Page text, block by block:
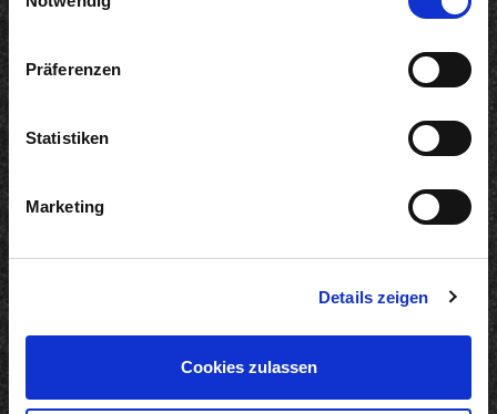
Präferenzen
Statistiken
Marketing
Details zeigen
Cookies zulassen
18.03.2026
Produkte
Karriere